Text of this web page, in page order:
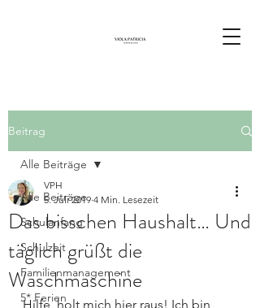
Beitrag
Alle Beiträge
Schulanfang
Schulzeit
Familienmanagement
5* Ferien
Alle Beiträge
Das bisschen Haushalt… Und
täglich grüßt die
Waschmaschine
VPH
5. Juli 2019 4 Min. Lesezeit
Hilfe, holt mich hier raus! Ich bin